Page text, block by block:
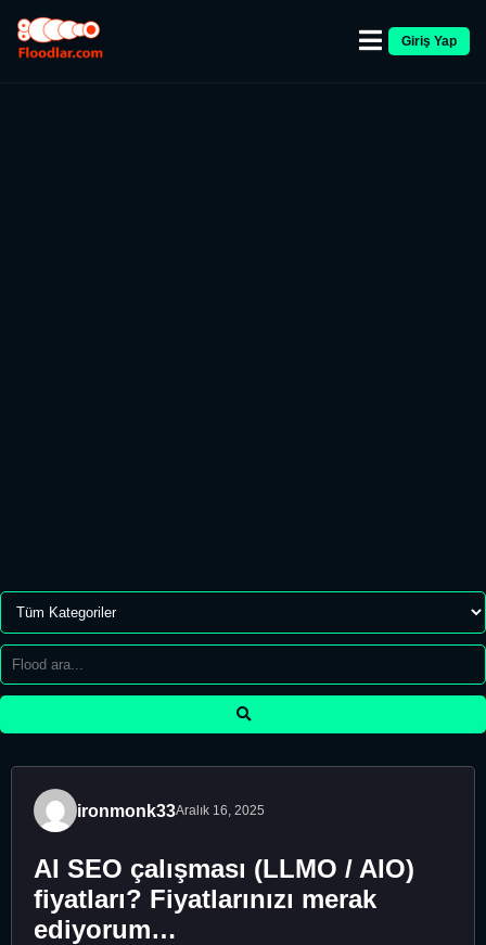
Giriş Yap
ironmonk33Aralık 16, 2025
AI SEO çalışması (LLMO / AIO)
fiyatları? Fiyatlarınızı merak
ediyorum…